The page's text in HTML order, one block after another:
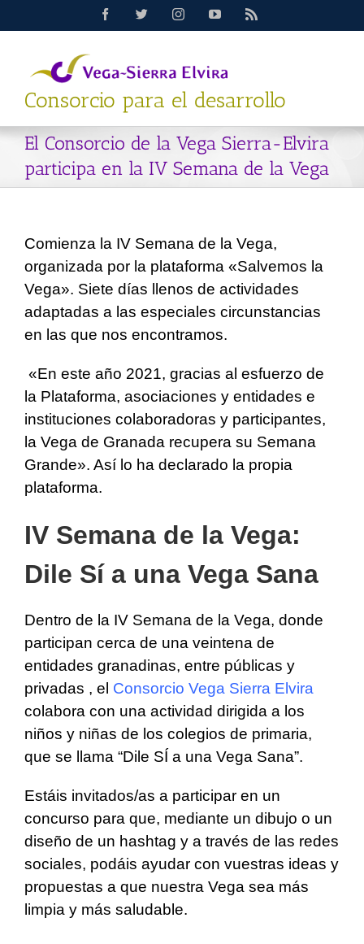
FacebookTwitterInstagramYouTubeRss
Consorcio para el desarrollo
El Consorcio de la Vega Sierra-Elvira
participa en la IV Semana de la Vega
Comienza la IV Semana de la Vega,
organizada por la plataforma «Salvemos la
Vega». Siete días llenos de actividades
adaptadas a las especiales circunstancias
en las que nos encontramos.
«En este año 2021, gracias al esfuerzo de
la Plataforma, asociaciones y entidades e
instituciones colaboradoras y participantes,
la Vega de Granada recupera su Semana
Grande». Así lo ha declarado la propia
plataforma.
IV Semana de la Vega:
Dile Sí a una Vega Sana
Dentro de la IV Semana de la Vega, donde
participan cerca de una veintena de
entidades granadinas, entre públicas y
privadas , el Consorcio Vega Sierra Elvira
colabora con una actividad dirigida a los
niños y niñas de los colegios de primaria,
que se llama “Dile SÍ a una Vega Sana”.
Estáis invitados/as a participar en un
concurso para que, mediante un dibujo o un
diseño de un hashtag y a través de las redes
sociales, podáis ayudar con vuestras ideas y
propuestas a que nuestra Vega sea más
limpia y más saludable.